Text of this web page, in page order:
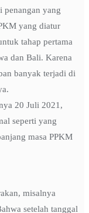
penangan yang
yang diatur
tahap pertama
dan Bali. Karena
banyak terjadi di
20 Juli 2021,
seperti yang
masa PPKM
misalnya
setelah tanggal